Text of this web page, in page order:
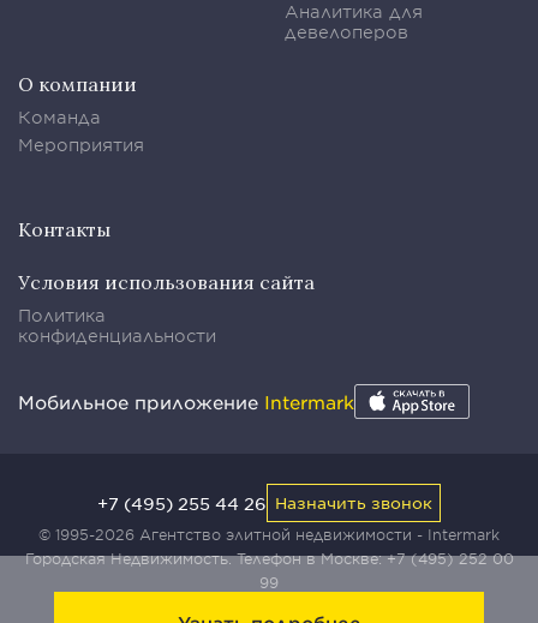
Аналитика для
девелоперов
О компании
Команда
Мероприятия
Контакты
Условия использования сайта
Политика
конфиденциальности
Мобильное приложение Intermark
© 1995-2026 Агентство элитной недвижимости - Intermark
Городская Недвижимость. Телефон в Москве:+7 (495) 252 00
99
+7 (495) 255 44 26 Назначить звонок